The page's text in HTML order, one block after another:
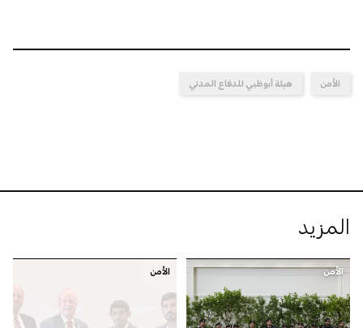
الأمن هيئة أبوظبي للدفاع المدني
المزيد
الأمن الأمن